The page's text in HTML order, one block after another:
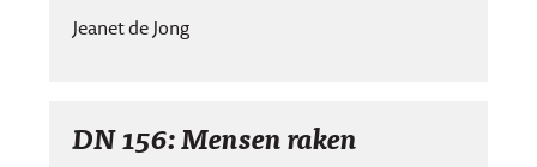
Jeanet de Jong
DN 156: Mensen raken